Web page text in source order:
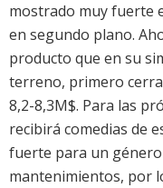
mostrado muy fuerte
en segundo plano.
producto que en su
terreno, primero
8,2-8,3M$. Para las
recibirá comedias de
fuerte para un
mantenimientos, por